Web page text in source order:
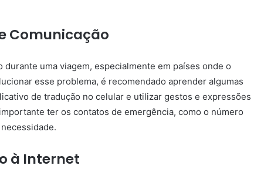
Comunicação
uma viagem, especialmente em países onde o
esse problema, é recomendado aprender algumas
de tradução no celular e utilizar gestos e expressões
ter os contatos de emergência, como o número
à Internet